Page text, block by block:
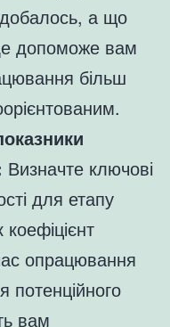
а що
допоможе вам
більш
Визначте ключові
для етапу
опрацювання
потенційного
вам